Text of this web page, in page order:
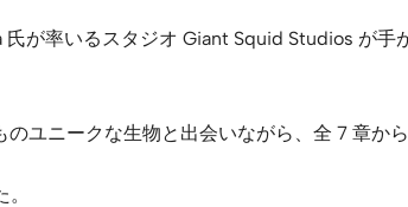
が率いるスタジオ Giant Squid Studios が
ユニークな生物と出会いながら、全 7 章か